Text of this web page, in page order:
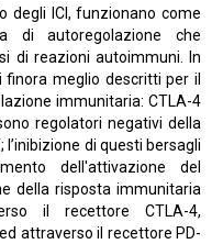
degli ICI, funzionano come
di autoregolazione che
di reazioni autoimmuni. In
meglio descritti per il
immunitaria: CTLA-4
regolatori negativi della
di questi bersagli
dell'attivazione del
della risposta immunitaria
il recettore CTLA-4,
attraverso il recettore PD-